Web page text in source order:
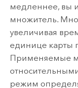
медленнее, вы
множитель.
увеличивая
единице карты
Применяемые
режим